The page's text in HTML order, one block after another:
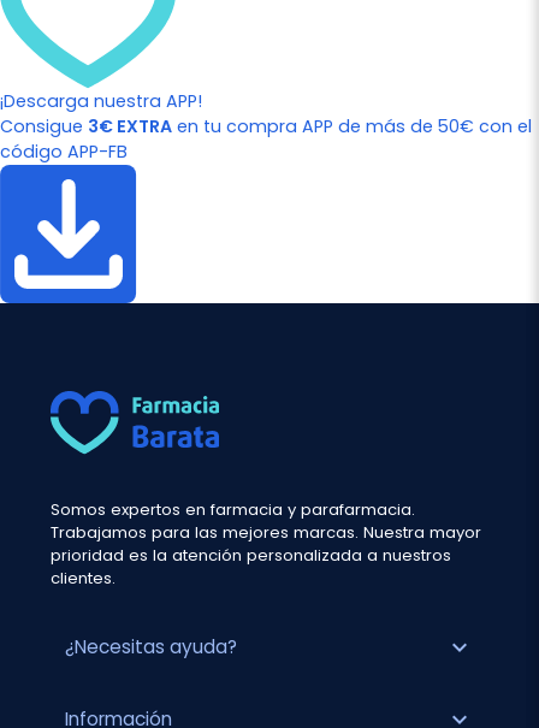
¡Descarga nuestra APP!
Consigue 3€ EXTRA en tu compra APP de más de 50€ con el
código APP-FB
Somos expertos en farmacia y parafarmacia.
Trabajamos para las mejores marcas. Nuestra mayor
prioridad es la atención personalizada a nuestros
clientes.
¿Necesitas ayuda? expand_more
Información expand_more